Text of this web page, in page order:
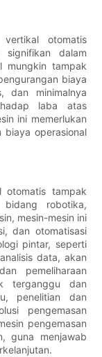
otomatis
signifikan dalam
mungkin tampak
biaya
dan minimalnya
laba atas
ini memerlukan
biaya operasional
otomatis tampak
bidang robotika,
mesin-mesin ini
dan otomatisasi
pintar, seperti
data, akan
pemeliharaan
terganggu dan
penelitian dan
pengemasan
pengemasan
guna menjawab